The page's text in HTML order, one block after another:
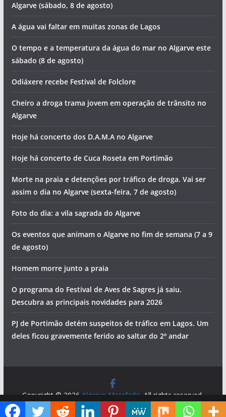
Algarve (sábado, 8 de agosto)
A água vai faltar em muitas zonas de Lagos
O tempo e a temperatura da água do mar no Algarve este
sábado (8 de agosto)
Odiáxere recebe Festival de Folclore
Cheiro a droga trama jovem em operação de trânsito no
Algarve
Hoje há concerto dos D.A.M.A no Algarve
Hoje há concerto de Cuca Roseta em Portimão
Morte na praia e detenções por tráfico de droga. Vai ser
assim o dia no Algarve (sexta-feira, 7 de agosto)
Foto do dia: a vila sagrada do Algarve
Os eventos que animam o Algarve no fim de semana (7 a 9
de agosto)
Homem morre junto a praia
O programa do Festival de Aves de Sagres já saiu.
Descubra as principais novidades para 2026
PJ de Portimão detém suspeitos de tráfico em Lagos. Um
deles ficou gravemente ferido ao saltar do 2º andar
Copyright © 2026 Algarve Marafado . All rights reserved.
Theme:
ColorMag by ThemeGrill. Powered by WordPress
Diga ao Google que o Algarve Marafado é uma das suas fontes de informação preferidas